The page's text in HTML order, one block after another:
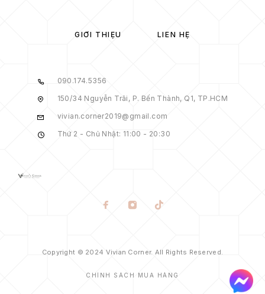
GIỚI THIỆU LIÊN HỆ
090.174.5356
150/34 Nguyễn Trãi, P. Bến Thành, Q1, TP.HCM
vivian.corner2019@gmail.com
Thứ 2 - Chủ Nhật: 11:00 - 20:30
Copyright © 2024 Vivian Corner. All Rights Reserved.
CHÍNH SÁCH MUA HÀNG